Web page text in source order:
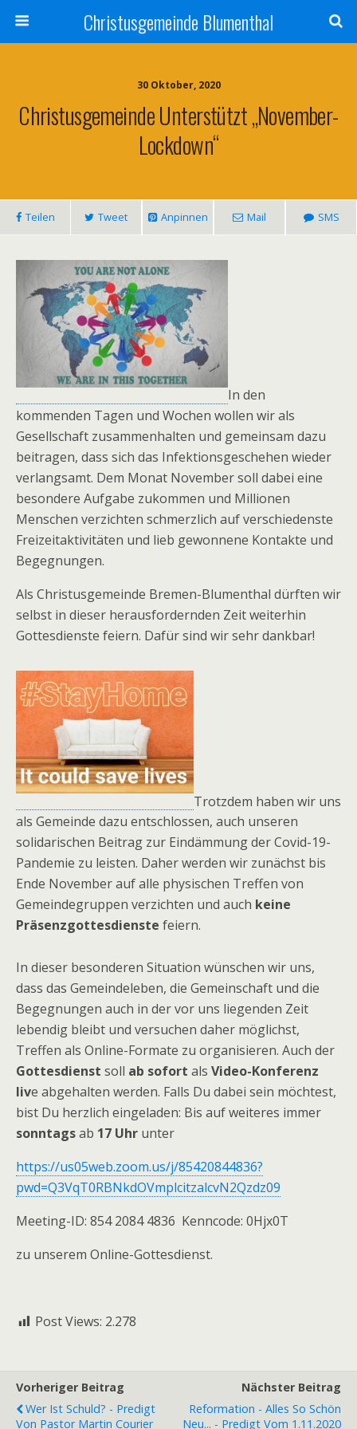
Christusgemeinde Blumenthal
30 Oktober, 2020
Christusgemeinde Unterstützt „November-
Lockdown“
Teilen Tweet Anpinnen Mail SMS
In den
kommenden Tagen und Wochen wollen wir als
Gesellschaft zusammenhalten und gemeinsam dazu
beitragen, dass sich das Infektionsgeschehen wieder
verlangsamt. Dem Monat November soll dabei eine
besondere Aufgabe zukommen und Millionen
Menschen verzichten schmerzlich auf verschiedenste
Freizeitaktivitäten und lieb gewonnene Kontakte und
Begegnungen.
Als Christusgemeinde Bremen-Blumenthal dürften wir
selbst in dieser herausfordernden Zeit weiterhin
Gottesdienste feiern. Dafür sind wir sehr dankbar!
Trotzdem haben wir uns
als Gemeinde dazu entschlossen, auch unseren
solidarischen Beitrag zur Eindämmung der Covid-19-
Pandemie zu leisten. Daher werden wir zunächst bis
Ende November auf alle physischen Treffen von
Gemeindegruppen verzichten und auch keine
Präsenzgottesdienste feiern.
In dieser besonderen Situation wünschen wir uns,
dass das Gemeindeleben, die Gemeinschaft und die
Begegnungen auch in der vor uns liegenden Zeit
lebendig bleibt und versuchen daher möglichst,
Treffen als Online-Formate zu organisieren. Auch der
Gottesdienst soll ab sofort als Video-Konferenz
live abgehalten werden. Falls Du dabei sein möchtest,
bist Du herzlich eingeladen: Bis auf weiteres immer
sonntagsab 17 Uhr unter
https://us05web.zoom.us/j/85420844836?
pwd=Q3VqT0RBNkdOVmplcitzalcvN2Qzdz09
Meeting-ID: 854 2084 4836 Kenncode: 0Hjx0T
zu unserem Online-Gottesdienst.
Post Views: 2.278
Vorheriger Beitrag
Wer Ist Schuld? - Predigt
Von Pastor Martin Courier
Nächster Beitrag
Reformation - Alles So Schön
Neu... - Predigt Vom 1.11.2020